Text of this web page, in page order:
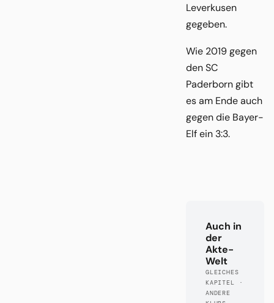
Leverkusen
gegeben.
Wie 2019 gegen
den SC
Paderborn gibt
es am Ende auch
gegen die Bayer-
Elf ein 3:3.
Auch in
der
Akte-
Welt
GLEICHES
KAPITEL ·
ANDERE